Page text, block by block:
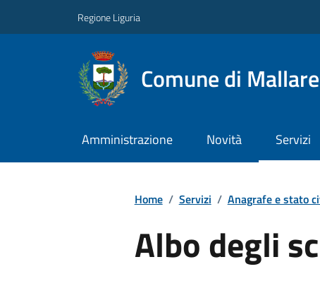
Regione Liguria
Comune di Mallare
Amministrazione Novità Servizi
Home / Servizi / Anagrafe e stato
Albo degli